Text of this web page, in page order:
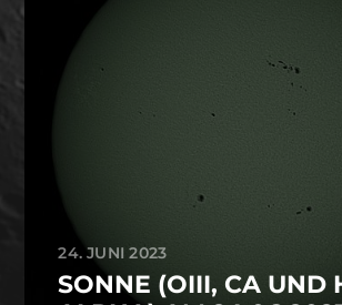
24. JUNI 2023
SONNE (OIII, CA UND